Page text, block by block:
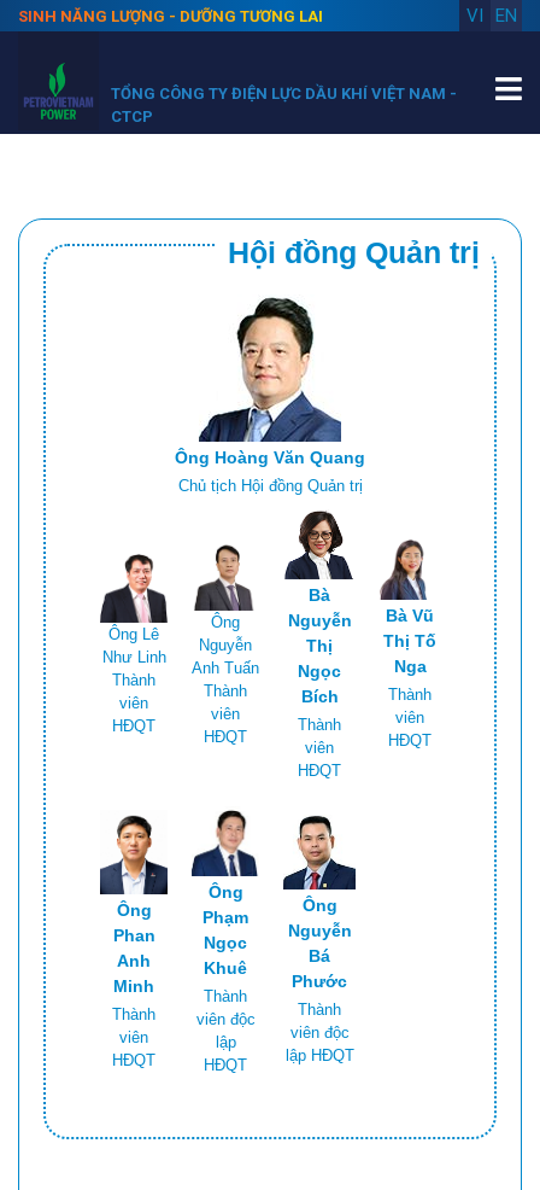
SINH NĂNG LƯỢNG - DƯỠNG TƯƠNG LAI EN
VI
TỔNG CÔNG TY ĐIỆN LỰC DẦU KHÍ VIỆT NAM -
CTCP
Hội đồng Quản trị
Ông Hoàng Văn Quang
Chủ tịch Hội đồng Quản trị
Ông Lê
Như Linh
Thành
viên
HĐQT
Ông
Nguyễn
Anh Tuấn
Thành
viên
HĐQT
Bà
Nguyễn
Thị
Ngọc
Bích
Thành
viên
HĐQT
Bà Vũ
Thị Tố
Nga
Thành
viên
HĐQT
Ông
Phan
Anh
Minh
Thành
viên
HĐQT
Ông
Phạm
Ngọc
Khuê
Thành
viên độc
lập
HĐQT
Ông
Nguyễn
Bá
Phước
Thành
viên độc
lập HĐQT